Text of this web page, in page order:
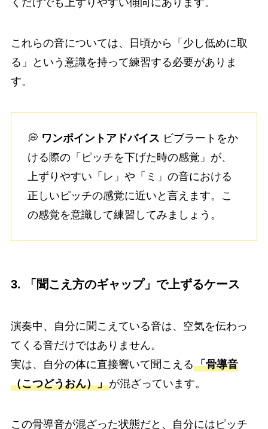
これらの音については、日頃から「少し低めに取
る」という意識を持って練習する必要がありま
す。
💭 ワンポイントアドバイス ビブラートをか
ける際の「ピッチを下げた時の感覚」が、
上ずりやすい「レ」や「ミ」の音における
正しいピッチの感覚に近いと言えます。こ
の感覚を意識して練習してみましょう。
3. 「聞こえ方のギャップ」で上ずるケース
演奏中、自分に聞こえている音は、空気を伝わっ
てくる音だけではありません。
実は、自分の体に直接響いて聞こえる「骨導音
（こつどうおん）」が混ざっています。
この骨導音が混ざった状態だと、自分にはピッチ